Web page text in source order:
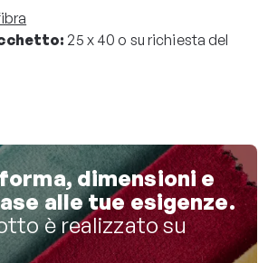
25 x 40 o su richiesta del
dimensioni e
alle tue esigenze.
è realizzato su